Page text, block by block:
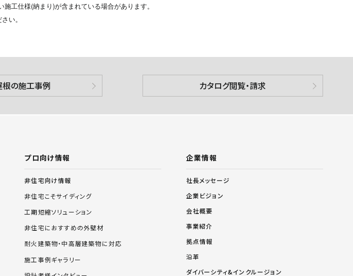
工仕様(納まり)が含まれている場合があります。
い。
根の施工事例 カタログ閲覧・請求
プロ向け情報
非住宅向け情報
非住宅こそサイディング
工期短縮ソリューション
非住宅におすすめの外壁材
耐火建築物・中高層建築物に対応
施工事例ギャラリー
企業情報
社長メッセージ
企業ビジョン
会社概要
事業紹介
拠点情報
沿革
ダイバーシティ&インクルージョン